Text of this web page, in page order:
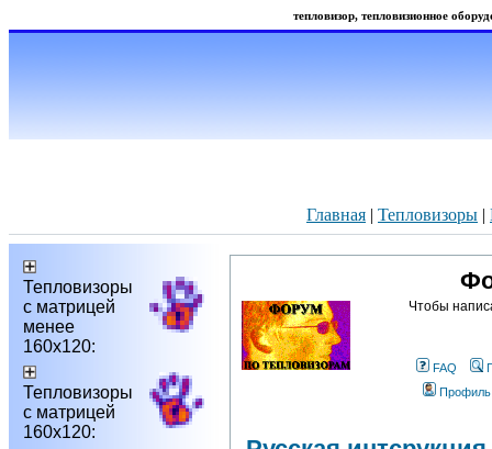
тепловизор, тепловизионное
Главная | Тепловизоры |
Тепловизоры
с матрицей
менее
160х120:
Тепловизоры
с матрицей
160х120:
Чтобы
FAQ
Профиль